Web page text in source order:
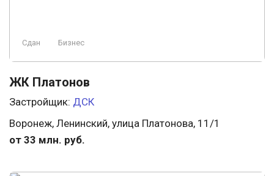
Сдан Бизнес
ЖК Платонов
Застройщик: ДСК
Воронеж, Ленинский, улица Платонова, 11/1
от 33 млн. руб.